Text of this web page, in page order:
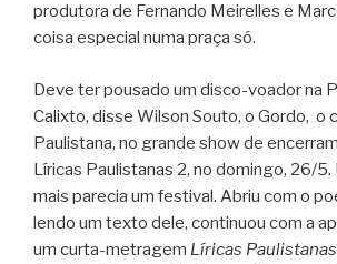
produtora de Fernando Meirelles e
coisa especial numa praça só.
Deve ter pousado um disco-voador na
Calixto, disse Wilson Souto, o Gordo, o
Paulistana, no grande show de
Líricas Paulistanas 2, no domingo, 26/5.
mais parecia um festival. Abriu com o
lendo um texto dele, continuou com a
um curta-metragem Líricas